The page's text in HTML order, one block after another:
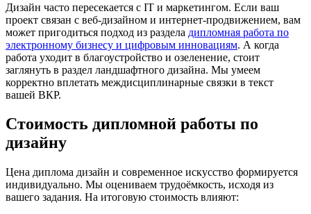
Дизайн часто пересекается с IT и маркетингом. Если ваш
проект связан с веб-дизайном и интернет-продвижением, вам
может пригодиться подход из раздела дипломная работа по
электронному бизнесу и цифровым инновациям. А когда
работа уходит в благоустройство и озеленение, стоит
заглянуть в раздел ландшафтного дизайна. Мы умеем
корректно вплетать междисциплинарные связки в текст
вашей ВКР.
Стоимость дипломной работы по
дизайну
Цена диплома дизайн и современное искусство формируется
индивидуально. Мы оцениваем трудоёмкость, исходя из
вашего задания. На итоговую стоимость влияют: